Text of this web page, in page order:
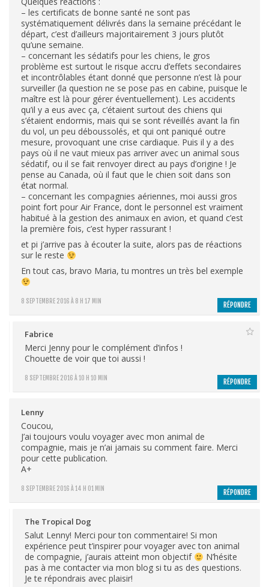
8 SEPTEMBRE 2016 À 8 H 17 MIN
– les certificats de bonne santé ne sont pas
systématiquement délivrés dans la semaine précédant le
départ, c’est d’ailleurs majoritairement 3 jours plutôt
qu’une semaine.
– concernant les sédatifs pour les chiens, le gros
problème est surtout le risque accru d’effets secondaires
et incontrôlables étant donné que personne n’est là pour
surveiller (la question ne se pose pas en cabine, puisque le
maître est là pour gérer éventuellement). Les accidents
qu’il y a eus avec ça, c’étaient surtout des chiens qui
s’étaient endormis, mais qui se sont réveillés avant la fin
du vol, un peu déboussolés, et qui ont paniqué outre
mesure, provoquant une crise cardiaque. Puis il y a des
pays où il ne vaut mieux pas arriver avec un animal sous
sédatif, ou il se fait renvoyer direct au pays d’origine ! Je
pense au Canada, où il faut que le chien soit dans son
état normal.
– concernant les compagnies aériennes, moi aussi gros
point fort pour Air France, dont le personnel est vraiment
habitué à la gestion des animaux en avion, et quand c’est
la première fois, c’est hyper rassurant !
et pi j’arrive pas à écouter la suite, alors pas de réactions
sur le reste
En tout cas, bravo Maria, tu montres un très bel exemple
RÉPONDRE
Fabrice
8 SEPTEMBRE 2016 À 10 H 10 MIN
Merci Jenny pour le complément d’infos !
Chouette de voir que toi aussi !
RÉPONDRE
Lenny
8 SEPTEMBRE 2016 À 14 H 01 MIN
Coucou,
J’ai toujours voulu voyager avec mon animal de
compagnie, mais je n’ai jamais su comment faire. Merci
pour cette publication.
A+
RÉPONDRE
The Tropical Dog
Salut Lenny! Merci pour ton commentaire! Si mon
expérience peut t’inspirer pour voyager avec ton animal
de compagnie, j’aurais atteint mon objectif
N’hésite
pas à me contacter via mon blog si tu as des questions.
Je te répondrais avec plaisir!